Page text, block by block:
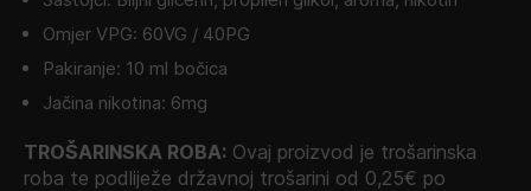
Omjer VPG: 60VG / 40PG
Pakiranje: 10 ml bočica
Jačina nikotina: 6mg
TROŠARINSKA ROBA: Ovaj proizvod je trošarinska
roba te podliježe državnoj trošarini od 0,25€ po